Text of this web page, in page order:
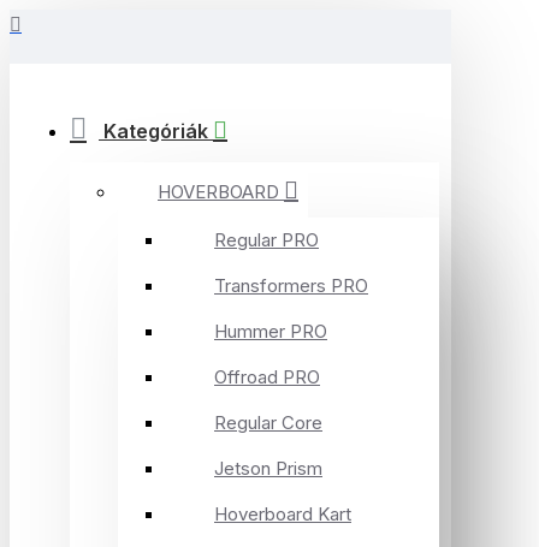
Kategóriák
HOVERBOARD
Regular PRO
Transformers PRO
Hummer PRO
Offroad PRO
Regular Core
Jetson Prism
Hoverboard Kart